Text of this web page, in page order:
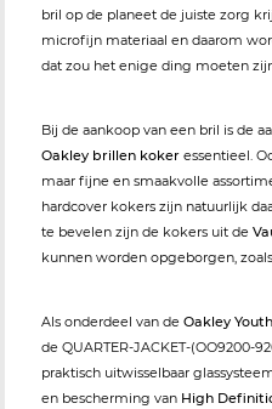
bril op de planeet de juiste zorg
microfijn materiaal en daarom
dat zou het enige ding moeten
Bij de aankoop van een bril is de
Oakley brillen koker essentieel.
maar fijne en smaakvolle
hardcover kokers zijn natuurlijk
te bevelen zijn de kokers uit de
kunnen worden opgeborgen,
Als onderdeel van de Oakley Youth
de QUARTER-JACKET-(OO9200-
praktisch uitwisselbaar
en bescherming van High